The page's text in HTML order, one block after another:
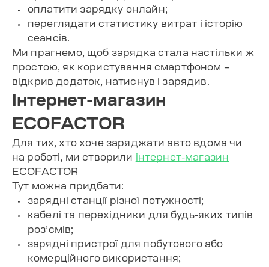
оплатити зарядку онлайн;
переглядати статистику витрат і історію
сеансів.
Ми прагнемо, щоб зарядка стала настільки ж
простою, як користування смартфоном –
відкрив додаток, натиснув і зарядив.
Інтернет-магазин
ECOFACTOR
Для тих, хто хоче заряджати авто вдома чи
на роботі, ми створили інтернет-магазин
ECOFACTOR
Тут можна придбати:
зарядні станції різної потужності;
кабелі та перехідники для будь-яких типів
роз’ємів;
зарядні пристрої для побутового або
комерційного використання;